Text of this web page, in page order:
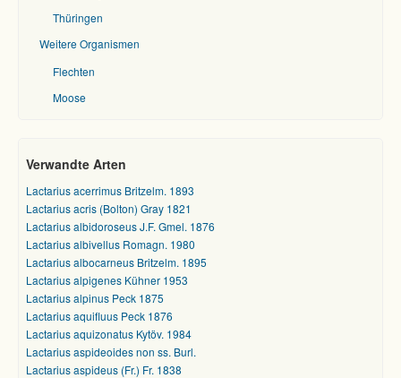
Thüringen
Weitere Organismen
Flechten
Moose
Verwandte Arten
Lactarius acerrimus Britzelm. 1893
Lactarius acris (Bolton) Gray 1821
Lactarius albidoroseus J.F. Gmel. 1876
Lactarius albivellus Romagn. 1980
Lactarius albocarneus Britzelm. 1895
Lactarius alpigenes Kühner 1953
Lactarius alpinus Peck 1875
Lactarius aquifluus Peck 1876
Lactarius aquizonatus Kytöv. 1984
Lactarius aspideoides non ss. Burl.
Lactarius aspideus (Fr.) Fr. 1838